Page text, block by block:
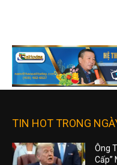
TIN HOT TRONG
Ông
Cấp”